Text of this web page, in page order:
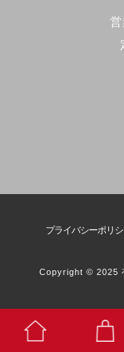
プライバシーポリ
Copyright © 2025